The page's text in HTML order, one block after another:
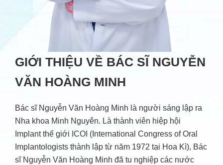
GIỚI THIỆU VỀ BÁC SĨ NGUYỄN
VĂN HOÀNG MINH
Bác sĩ Nguyễn Văn Hoàng Minh là người sáng lập ra
Nha khoa Minh Nguyên. Là thành viên hiệp hội
Implant thế giới ICOI (International Congress of Oral
Implantologists thành lập từ năm 1972 tại Hoa Kì), Bác
sĩ Nguyễn Văn Hoàng Minh đã tu nghiệp các nước